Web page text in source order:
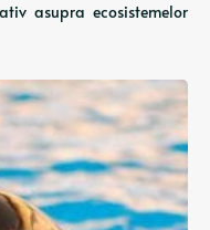
asupra ecosistemelor